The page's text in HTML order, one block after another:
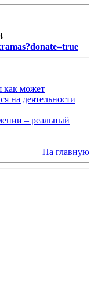
как может
на деятельности
– реальный
На главную